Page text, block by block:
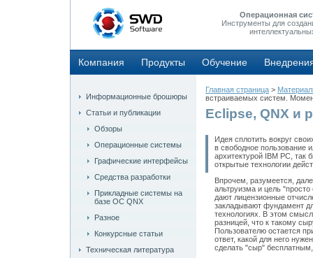
Операционная
Инструменты для
Компания Продукты Обучение
Информационные брошюры
Статьи и публикации
Обзоры
Операционные системы
Графические интерфейсы
Средства разработки
Прикладные системы на
базе ОС QNX
Разное
Конкурсные статьи
Техническая литература
Главная страница >
встраиваемых систем.
Eclipse, QNX и
Идея сплотить вокруг
в свободное пользование
архитектурой IBM PC, так
открытые технологии
Впрочем, разумеется,
альтруизма и цель
дают лицензионные
закладывают фундамент
технологиях. В этом
разницей, что к такому
Пользователю остается
ответ, какой для него
сделать "сыр"